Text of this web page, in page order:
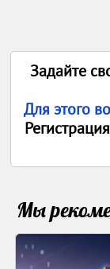
Задайте
Для этого
Мы